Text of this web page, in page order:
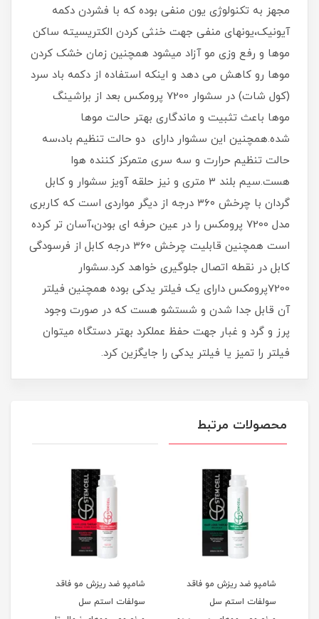
مجهز به تکنولوژی یون منفی بوده که با فشردن دکمه
آیونیک،یونهای منفی جهت خنثی کردن الکتریسیته ساکن
موها و رفع وزی مو آزاد میشود همچنین زمان خشک کردن
موها رو کاهش می دهد و اینکه استفاده از دکمه باد سرد
(کول شات) در سشوار 7200 پرومکس بعد از براشینگ
موها باعث تثبیت و ماندگاری بهتر حالت موها
شده.همچنین این سشوار دارای دو حالت تنظیم باد،سه
حالت تنظیم حرارت و سه سری متمرکز کننده هوا
هست.سیم بلند 3 متری و نیز حلقه آویز سشوار و کابل
گردان با چرخش ۳۶۰ درجه از دیگر مواردی است که کاربری
مدل 7200 پرومکس را در عین حرفه ای بودن،آسان تر کرده
است همچنین قابلیت چرخش ۳۶۰ درجه کابل از فرسودگی
کابل در نقطه اتصال جلوگیری خواهد کرد.سشوار
7200پرومکس دارای یک فیلتر یدکی بوده همچنین فیلتر
آن قابل جدا شدن و شستشو هست که در صورت وجود
پرز و گرد و غبار جهت حفظ عملکرد بهتر دستگاه میتوان
فیلتر را تمیز یا فیلتر یدکی را جایگزین کرد.
محصولات مرتبط
شامپو ضد ریزش مو فاقد
سولفات استم سل
شامپو ضد ریزش مو فاقد
سولفات استم سل